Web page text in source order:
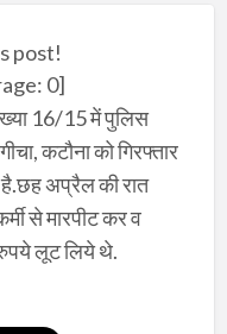
post!
0]
16/15 में पुलिस
कटौना को गिरफ्तार
अप्रैल की रात
से मारपीट कर व
लूट लिये थे.